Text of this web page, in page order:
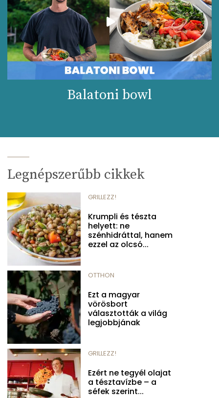
Balatoni bowl
Legnépszerűbb cikkek
GRILLEZZ!
Krumpli és tészta
helyett: ne
szénhidráttal, hanem
ezzel az olcsó...
OTTHON
Ezt a magyar
vörösbort
választották a világ
legjobbjának
GRILLEZZ!
Ezért ne tegyél olajat
a tésztavízbe – a
séfek szerint...